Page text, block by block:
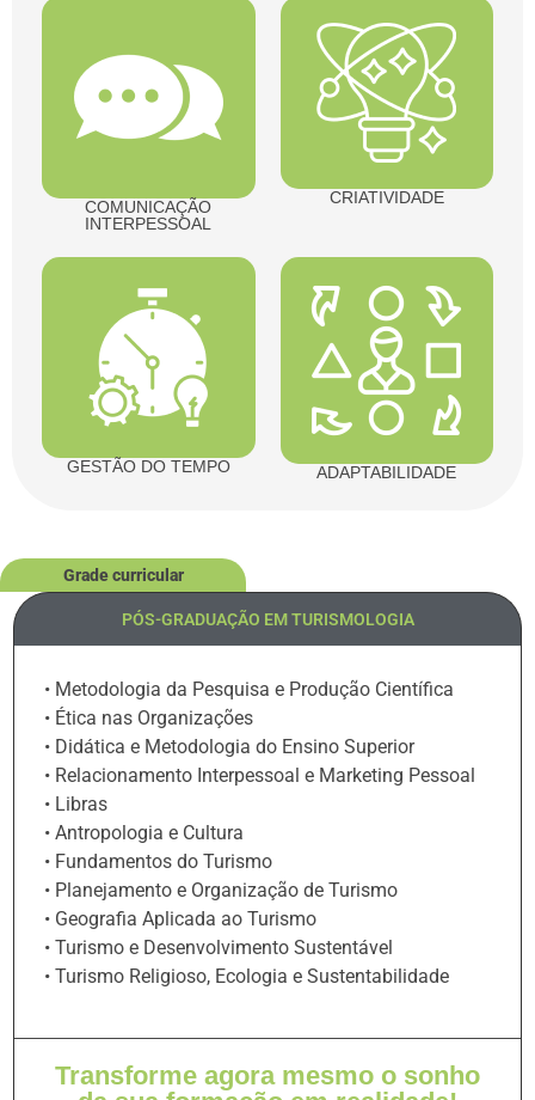
COMUNICAÇÃO
INTERPESSOAL
CRIATIVIDADE
GESTÃO DO TEMPO ADAPTABILIDADE
Grade curricular
PÓS-GRADUAÇÃO EM TURISMOLOGIA
• Metodologia da Pesquisa e Produção Científica
• Ética nas Organizações
• Didática e Metodologia do Ensino Superior
• Relacionamento Interpessoal e Marketing Pessoal
• Libras
• Antropologia e Cultura
• Fundamentos do Turismo
• Planejamento e Organização de Turismo
• Geografia Aplicada ao Turismo
• Turismo e Desenvolvimento Sustentável
• Turismo Religioso, Ecologia e Sustentabilidade
Transforme agora mesmo o sonho